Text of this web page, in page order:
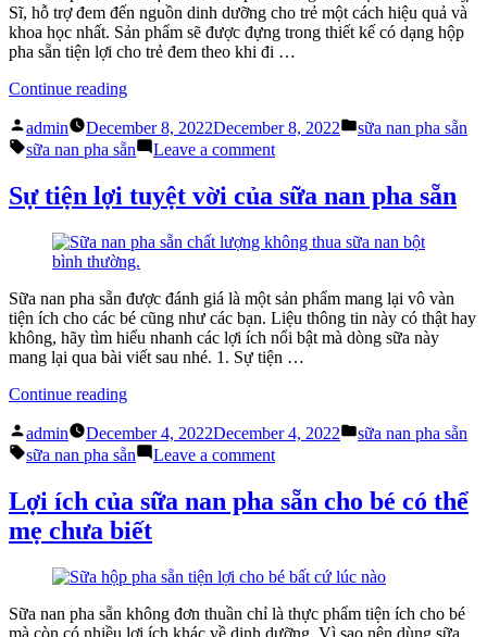
đúng?”
Dùng
ra
sao
Sĩ, hỗ trợ đem đến nguồn dinh dưỡng cho trẻ một cách hiệu quả và
khoa học nhất. Sản phẩm sẽ được đựng trong thiết kế có dạng hộp
pha sẵn tiện lợi cho trẻ đem theo khi đi …
Continue reading“Có
cho
trẻ
sữa
nan
sẵn
không?”
Posted
by
admin December 8, 2022December 8, 2022
Posted
sữa nan pha sẵn
Tags:
sữa nan pha sẵn Leave a commenton
nên
cho
dùng
pha
sẵn
không?
Sự tiện lợi tuyệt vời của sữa nan pha sẵn
Sữa nan pha sẵn được đánh giá là một sản phẩm mang lại vô vàn
tiện ích cho các bé cũng như các bạn. Liệu thông tin này có thật hay
không, hãy tìm hiểu nhanh các lợi ích nổi bật mà dòng sữa này
mang lại qua bài viết sau nhé. 1. Sự tiện …
Continue reading“Sự
lợi
tuyệt
sữa
nan
pha
sẵn”
Posted
by
admin December 4, 2022December 4, 2022
Posted
sữa nan pha sẵn
Tags:
sữa nan pha sẵn Leave a commenton
tiện
lợi
của
sữa
nan
pha
Lợi ích của sữa nan pha sẵn cho bé có thể
mẹ chưa biết
Sữa nan pha sẵn không đơn thuần chỉ là thực phẩm tiện ích cho bé
mà còn có nhiều lợi ích khác về dinh dưỡng. Vì sao nên dùng sữa